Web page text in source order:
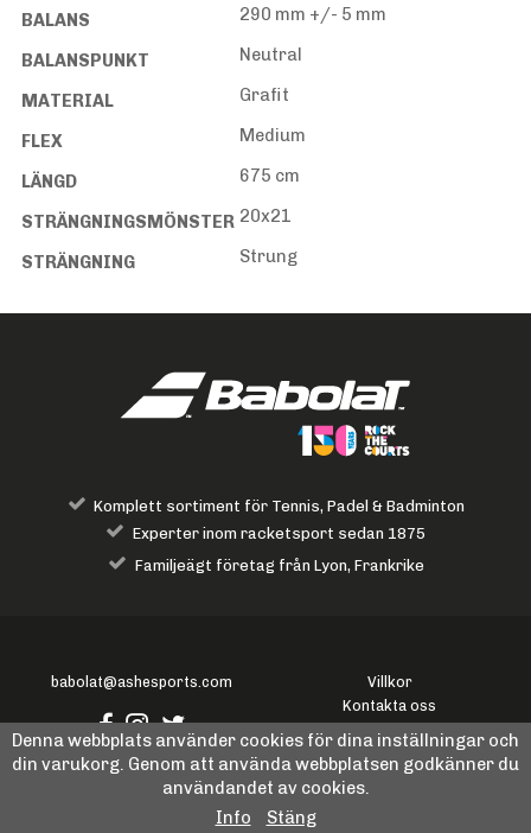
BALANS 290 mm +/- 5 mm
BALANSPUNKT Neutral
MATERIAL Grafit
FLEX Medium
LÄNGD 675 cm
STRÄNGNINGSMÖNSTER 20x21
STRÄNGNING Strung
Komplett sortiment för Tennis, Padel & Badminton
Experter inom racketsport sedan 1875
Familjeägt företag från Lyon, Frankrike
babolat@ashesports.com
Villkor
Kontakta oss
Logga in
Storleksguide
Denna webbplats använder cookies för dina inställningar och
din varukorg. Genom att använda webbplatsen godkänner du
användandet av cookies.
Info
Stäng